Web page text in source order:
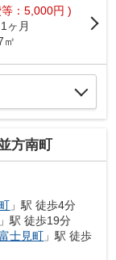
：5,000円 )
1ヶ月
㎡
方南町
」駅 徒歩4分
」駅 徒歩19分
士見町 」駅 徒歩